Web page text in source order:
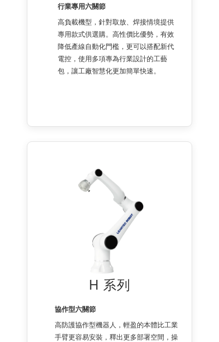
行業專用六關節
高負載機型，針對取放、焊接情境提供
專用款式供選購。高性價比優勢，有效
降低產線自動化門檻，更可以搭配新代
電控，使用多項專為行業設計的工藝
包，讓工廠智慧化更加簡單快速。
H 系列
協作型六關節
高防護協作型機器人，輕盈的本體比工業
手臂更容易安裝，釋出更多部署空間，操